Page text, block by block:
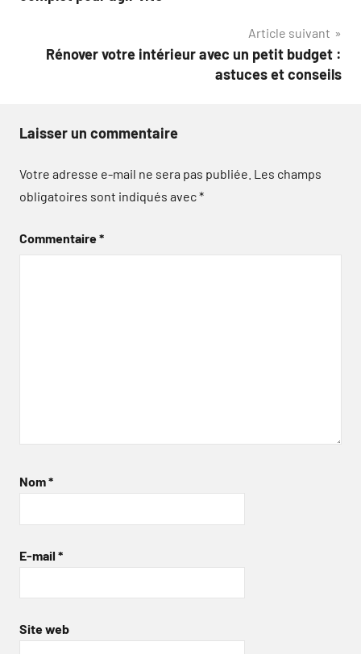
Article suivant
Rénover votre intérieur avec un petit budget :
astuces et conseils
Laisser un commentaire
Votre adresse e-mail ne sera pas publiée. Les champs
obligatoires sont indiqués avec*
Commentaire*
Nom*
E-mail *
Site web